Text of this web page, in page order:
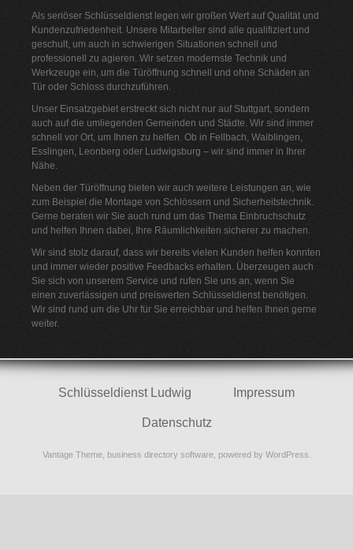
Als seriöser Schlüsseldienst legen wir großen Wert auf Qualität und
Kundenzufriedenheit. Unsere Mitarbeiter sind alle qualifiziert und
geschult, um auch in schwierigen Situationen schnell und
professionell zu agieren. Wir setzen modernste Technik und
Werkzeuge ein, um die Türöffnung schnell und ohne Schäden an
Tür oder Schloss durchzuführen.
Unser Einsatzgebiet erstreckt sich nicht nur auf Stuttgart, sondern
auch auf die umliegenden Gemeinden und Städte. Wir sind immer
schnell vor Ort, um Ihnen zu helfen. Ob in Fellbach, Waiblingen,
Esslingen, Leonberg oder Ludwigsburg – wir sind immer in Ihrer
Nähe.
Neben der Türöffnung bieten wir auch weitere Leistungen an, wie
zum Beispiel die Montage von Schlössern und Sicherheitstechnik.
Gerne beraten wir Sie auch rund um das Thema Einbruchschutz
und helfen Ihnen dabei, Ihre Räumlichkeiten sicherer zu machen.
Wir sind stolz darauf, dass wir bereits vielen Kunden helfen konnten
und immer wieder positive Feedbacks erhalten. Überzeugen auch
Sie sich von unserem Service und rufen Sie uns an, wenn Sie
einen zuverlässigen und preiswerten Schlüsseldienst benötigen.
Wir sind rund um die Uhr für Sie erreichbar und helfen Ihnen gerne
weiter.
Schlüsseldienst Ludwig Impressum
Datenschutz
Vantage Theme, business directory software, powered by WordPress